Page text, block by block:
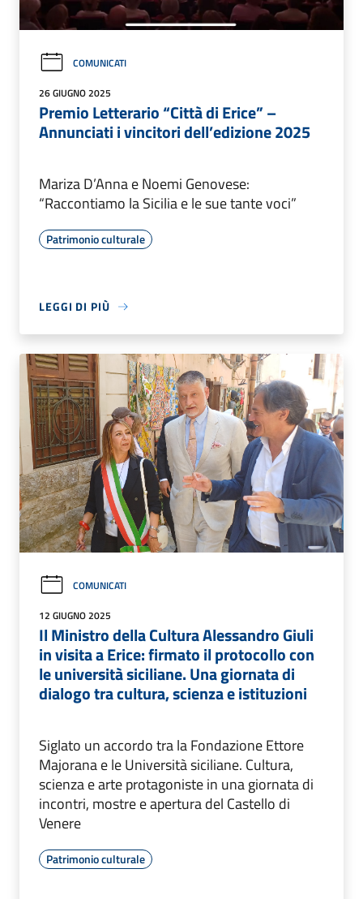
COMUNICATI
26 GIUGNO 2025
Premio Letterario “Città di Erice” –
Annunciati i vincitori dell’edizione 2025
Mariza D’Anna e Noemi Genovese:
“Raccontiamo la Sicilia e le sue tante voci”
Patrimonio culturale
LEGGI DI PIÙ
COMUNICATI
12 GIUGNO 2025
Il Ministro della Cultura Alessandro Giuli
in visita a Erice: firmato il protocollo con
le università siciliane. Una giornata di
dialogo tra cultura, scienza e istituzioni
Siglato un accordo tra la Fondazione Ettore
Majorana e le Università siciliane. Cultura,
scienza e arte protagoniste in una giornata di
incontri, mostre e apertura del Castello di
Venere
Patrimonio culturale